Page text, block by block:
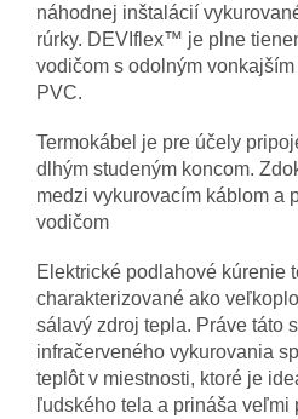
náhodnej inštalácií
rúrky. DEVIflex™ je plne
vodičom s odolným
PVC.
Termokábel je pre účely
dlhým studeným koncom.
medzi vykurovacím káblom a
vodičom
Elektrické podlahové kúrenie
charakterizované ako
sálavý zdroj tepla. Práve táto
infračerveného vykurovania
teplôt v miestnosti, ktoré je
ľudského tela a prináša veľmi